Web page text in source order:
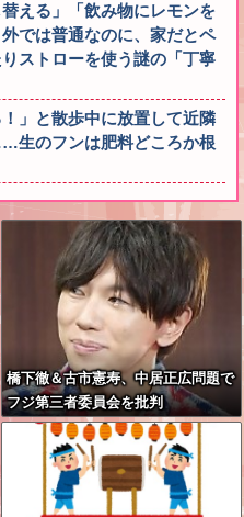
える」「飲み物にレモンを
では普通なのに、家だとペ
ストローを使う謎の「丁寧
」と散歩中に放置して近隣
生のフンは肥料どころか根
橋下徹＆古市憲寿、中居正広問題で
フジ第三者委員会を批判